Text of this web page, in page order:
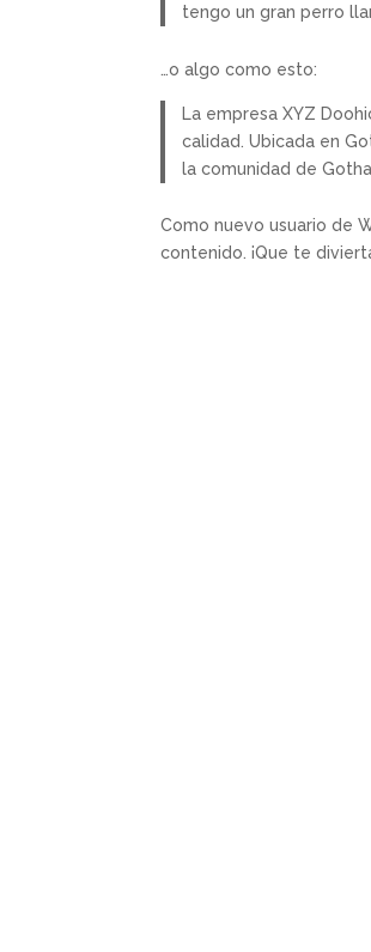
tengo un gran perro
…o algo como esto:
La empresa XYZ
calidad. Ubicada en
la comunidad de
Como nuevo usuario de
contenido. ¡Que te